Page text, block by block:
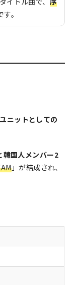
。
ユニットとしての
韓国人メンバー2
」が結成され、